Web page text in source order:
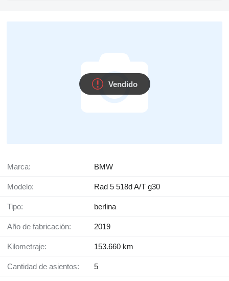
Vendido
Marca: BMW
Modelo: Rad 5 518d A/T g30
Tipo: berlina
Año de fabricación: 2019
Kilometraje: 153.660 km
Cantidad de asientos: 5